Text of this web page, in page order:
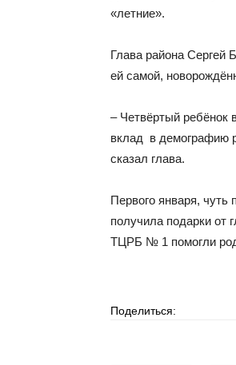
«летние».
Глава района Сергей
ей самой,
– Четвёртый ребёнок
вклад в демографию
сказал глава.
Первого января,
получила подарки от
ТЦРБ № 1 помогли
Поделиться: